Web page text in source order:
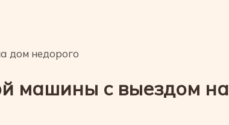
дом недорого
машины с выездом на